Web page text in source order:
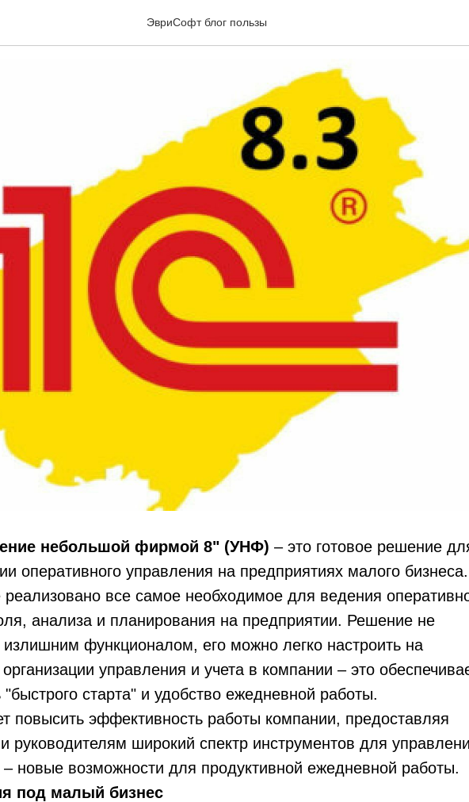
ЭвриСофт блог пользы
НАШЕЙ ФИРМОЙ
небольшой фирмой 8" (УНФ) – это готовое решение
оперативного управления на предприятиях малого бизнеса.
все самое необходимое для ведения
анализа и планирования на предприятии. Решение не
излишним функционалом, его можно легко настроить на
управления и учета в компании – это
старта" и удобство ежедневной работы.
повысить эффективность работы компании, предоставляя
руководителям широкий спектр инструментов для
– новые возможности для продуктивной ежедневной работы.
под малый бизнес